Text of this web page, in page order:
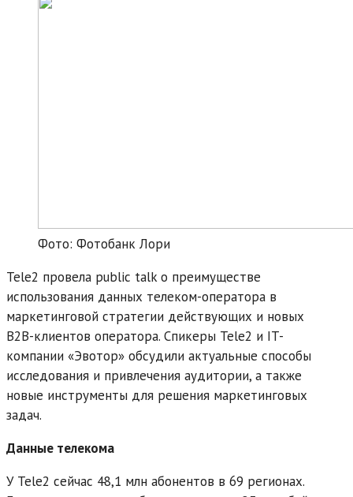
Фото: Фотобанк Лори
Tele2 провела public talk о преимуществе
использования данных телеком-оператора в
маркетинговой стратегии действующих и новых
B2B-клиентов оператора. Спикеры Tele2 и IT-
компании «Эвотор» обсудили актуальные способы
исследования и привлечения аудитории, а также
новые инструменты для решения маркетинговых
задач.
Данные телекома
У Tele2 сейчас 48,1 млн абонентов в 69 регионах.